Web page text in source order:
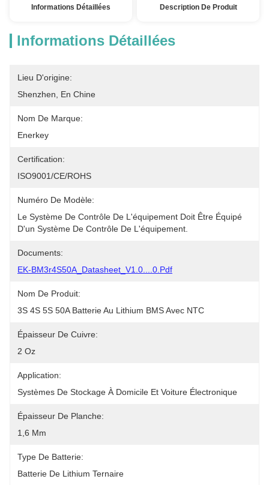
Informations Détaillées Description De Produit
Informations Détaillées
Lieu D'origine:
Shenzhen, En Chine
Nom De Marque:
Enerkey
Certification:
ISO9001/CE/ROHS
Numéro De Modèle:
Le Système De Contrôle De L'équipement Doit Être Équipé
D'un Système De Contrôle De L'équipement.
Documents:
EK-BM3r4S50A_Datasheet_V1.0....0.pdf
Nom De Produit:
3S 4S 5S 50A Batterie Au Lithium BMS Avec NTC
Épaisseur De Cuivre:
2 Oz
Application:
Systèmes De Stockage À Domicile Et Voiture Électronique
Épaisseur De Planche:
1,6 Mm
Type De Batterie:
Batterie De Lithium Ternaire